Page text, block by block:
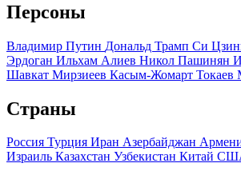
Персоны
Владимир Путин Дональд Трамп Си
Эрдоган Ильхам Алиев Никол Пашинян
Шавкат Мирзиеев Касым-Жомарт Токаев
Страны
Россия Турция Иран Азербайджан
Израиль Казахстан Узбекистан Китай